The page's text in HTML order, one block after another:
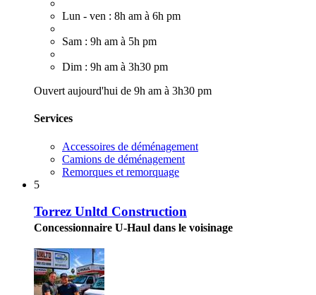
Lun - ven : 8h am à 6h pm
Sam : 9h am à 5h pm
Dim : 9h am à 3h30 pm
Ouvert aujourd'hui de 9h am à 3h30 pm
Services
Accessoires de déménagement
Camions de déménagement
Remorques et remorquage
5
Torrez Unltd Construction
Concessionnaire U-Haul dans le voisinage